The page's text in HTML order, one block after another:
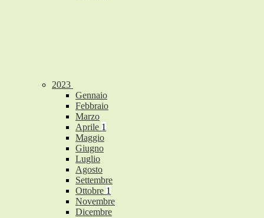
2023
Gennaio
Febbraio
Marzo
Aprile 1
Maggio
Giugno
Luglio
Agosto
Settembre
Ottobre 1
Novembre
Dicembre